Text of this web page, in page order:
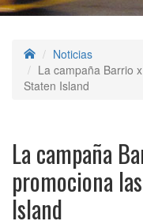
Noticias
La campaña Barrio
Staten Island
La campaña
promociona
Island